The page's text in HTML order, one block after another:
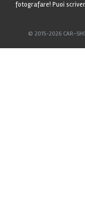
fotografare! Puoi
© 2015-2026 CAR-